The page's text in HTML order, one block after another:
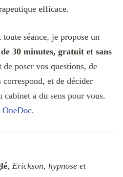
efficace.
toute séance, je propose un
30 minutes, gratuit et sans
poser vos questions, de
et de décider
cabinet a du sens pour vous.
OneDoc.
, Erickson, hypnose et